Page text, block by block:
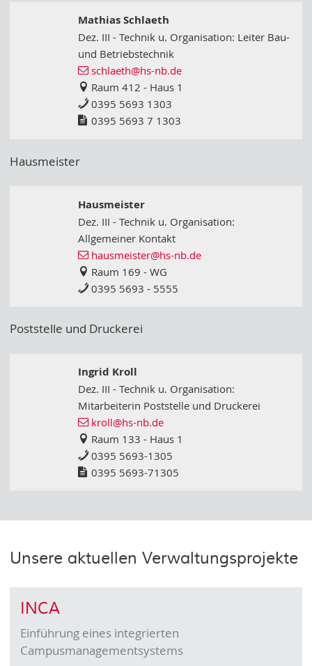
Mathias Schlaeth
Dez. III - Technik u. Organisation: Leiter Bau-
und Betriebstechnik
schlaeth@hs-nb.de
Raum 412 - Haus 1
0395 5693 1303
0395 5693 7 1303
Hausmeister
Hausmeister
Dez. III - Technik u. Organisation:
Allgemeiner Kontakt
hausmeister@hs-nb.de
Raum 169 - WG
0395 5693 - 5555
Poststelle und Druckerei
Ingrid Kroll
Dez. III - Technik u. Organisation:
Mitarbeiterin Poststelle und Druckerei
kroll@hs-nb.de
Raum 133 - Haus 1
0395 5693-1305
0395 5693-71305
Unsere aktuellen Verwaltungsprojekte
INCA
Einführung eines integrierten
Campusmanagementsystems